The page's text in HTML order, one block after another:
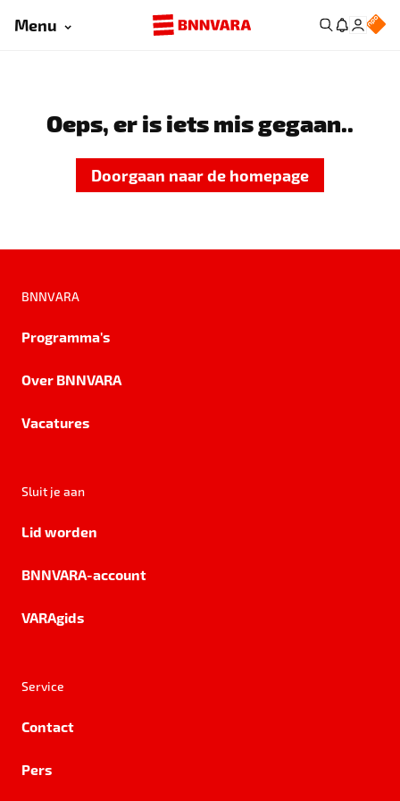
Menu
Oeps, er is iets mis gegaan..
Doorgaan naar de homepage
BNNVARA
Programma's
Over BNNVARA
Vacatures
Sluit je aan
Lid worden
BNNVARA-account
VARAgids
Service
Contact
Pers